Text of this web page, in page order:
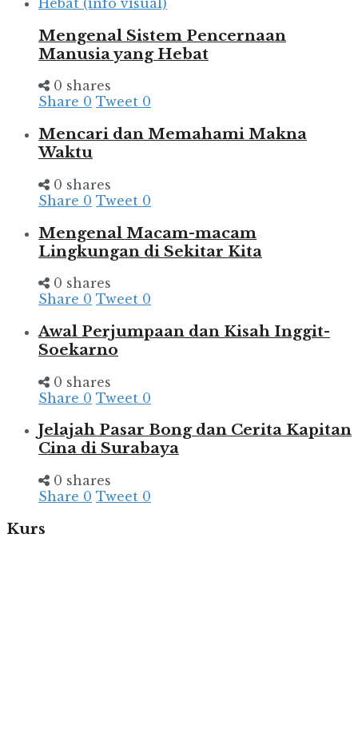
Mengenal Sistem Pencernaan
Manusia yang Hebat
0 shares
Share 0 Tweet 0
Mencari dan Memahami Makna
Waktu
0 shares
Share 0 Tweet 0
Mengenal Macam-macam
Lingkungan di Sekitar Kita
0 shares
Share 0 Tweet 0
Awal Perjumpaan dan Kisah Inggit-
Soekarno
0 shares
Share 0 Tweet 0
Jelajah Pasar Bong dan Cerita Kapitan
Cina di Surabaya
0 shares
Share 0 Tweet 0
Kurs